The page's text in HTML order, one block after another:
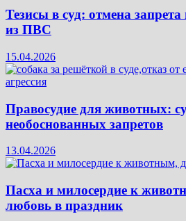
Тезисы в суд: отмена
из ПВС
15.04.2026
Правосудие для животных:
необоснованных запретов
13.04.2026
Пасха и милосердие к
любовь в праздник